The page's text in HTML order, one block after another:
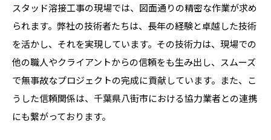
スタッド溶接工事の現場では、図面通りの精密な作業が求め
られます。弊社の技術者たちは、長年の経験と卓越した技術
を活かし、それを実現しています。その技術力は、現場での
他の職人やクライアントからの信頼をも生み出し、スムーズ
で無事故なプロジェクトの完成に貢献しています。また、こ
うした信頼関係は、千葉県八街市における協力業者との連携
にも繋がっております。